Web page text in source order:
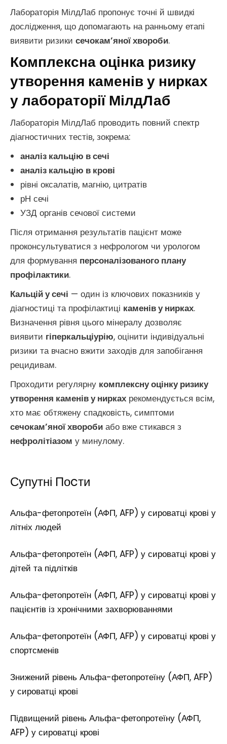
Лабораторія МілдЛаб пропонує точні й швидкі
дослідження, що допомагають на ранньому етапі
виявити ризики сечокам’яної хвороби.
Комплексна оцінка ризику
утворення каменів у нирках
у лабораторії МілдЛаб
Лабораторія МілдЛаб проводить повний спектр
діагностичних тестів, зокрема:
аналіз кальцію в сечі
аналіз кальцію в крові
рівні оксалатів, магнію, цитратів
рН сечі
УЗД органів сечової системи
Після отримання результатів пацієнт може
проконсультуватися з нефрологом чи урологом
для формування персоналізованого плану
профілактики.
Кальцій у сечі — один із ключових показників у
діагностиці та профілактиці каменів у нирках.
Визначення рівня цього мінералу дозволяє
виявити гіперкальціурію, оцінити індивідуальні
ризики та вчасно вжити заходів для запобігання
рецидивам.
Проходити регулярну комплексну оцінку ризику
утворення каменів у нирках рекомендується всім,
хто має обтяжену спадковість, симптоми
сечокам’яної хвороби або вже стикався з
нефролітіазом у минулому.
Супутні Поcти
Альфа-фетопротеїн (АФП, AFP) у сироватці крові у
літніх людей
Альфа-фетопротеїн (АФП, AFP) у сироватці крові у
дітей та підлітків
Альфа-фетопротеїн (АФП, AFP) у сироватці крові у
пацієнтів із хронічними захворюваннями
Альфа-фетопротеїн (АФП, AFP) у сироватці крові у
спортсменів
Знижений рівень Альфа-фетопротеїну (АФП, AFP)
у сироватці крові
Підвищений рівень Альфа-фетопротеїну (АФП,
AFP) у сироватці крові